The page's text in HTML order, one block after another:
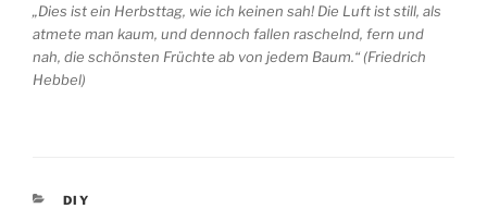
„Dies ist ein Herbsttag, wie ich keinen sah! Die Luft ist still, als
atmete man kaum, und dennoch fallen raschelnd, fern und
nah, die schönsten Früchte ab von jedem Baum.“ (Friedrich
Hebbel)
KATEGORIEN
DIY